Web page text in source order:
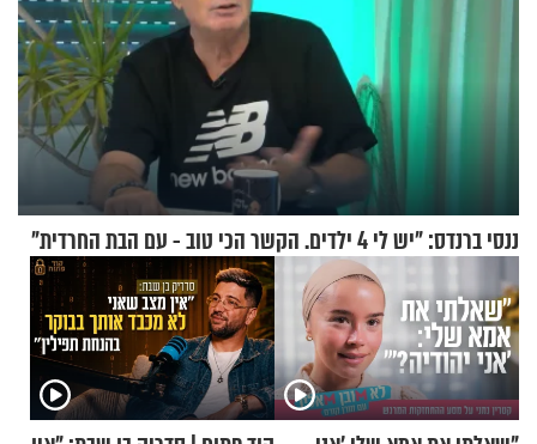
ננסי ברנדס: "יש לי 4 ילדים. הקשר הכי טוב - עם הבת החרדית"